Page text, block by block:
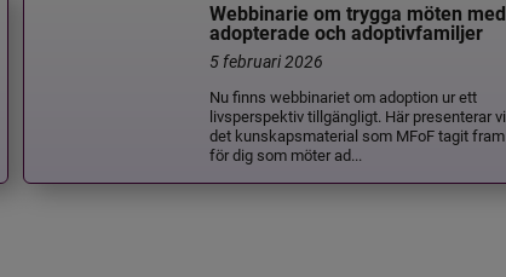
Webbinarie om trygga möten med
adopterade och adoptivfamiljer
5 februari 2026
Nu finns webbinariet om adoption ur ett
livsperspektiv tillgängligt. Här presenterar vi
det kunskapsmaterial som MFoF tagit fram
för dig som möter ad...